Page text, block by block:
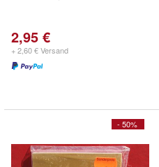
2,95 €
+ 2,60 € Versand
- 50%